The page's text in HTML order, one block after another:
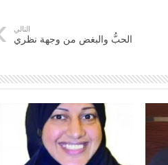
التالي
الحبُّ والبغض من وجهة نظري